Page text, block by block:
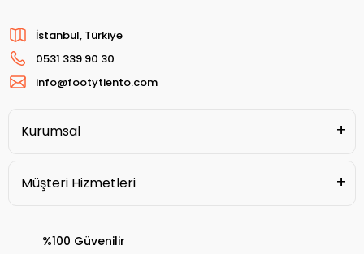
İstanbul, Türkiye
0531 339 90 30
info@footytiento.com
Kurumsal
Müşteri Hizmetleri
%100 Güvenilir